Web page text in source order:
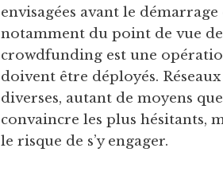
envisagées avant le
notamment du point de vue
crowdfunding est une
doivent être déployés.
diverses, autant de moyens
convaincre les plus hésitants,
le risque de s’y engager.